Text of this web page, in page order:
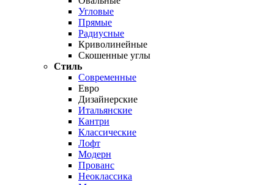
Угловые
Прямые
Радиусные
Криволинейные
Скошенные углы
Стиль
Современные
Евро
Дизайнерские
Итальянские
Кантри
Классические
Лофт
Модерн
Прованс
Неоклассика